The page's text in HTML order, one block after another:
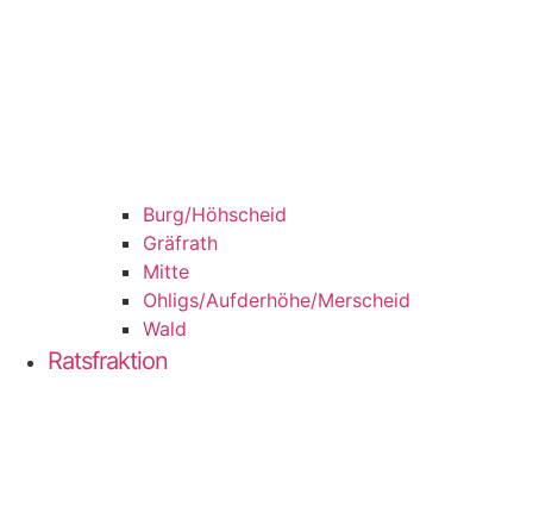
Burg/​Höhscheid
Grä­f­rath
Mit­te
Ohligs/​Aufderhöhe/​Merscheid
Wald
Ratsfraktion